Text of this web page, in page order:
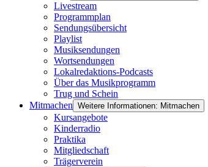
Livestream
Programmplan
Sendungsübersicht
Playlist
Musiksendungen
Wortsendungen
Lokalredaktions-Podcasts
Über das Musikprogramm
Trug und Schein
Mitmachen Weitere Informationen: Mitmachen
Kursangebote
Kinderradio
Praktika
Mitgliedschaft
Trägerverein